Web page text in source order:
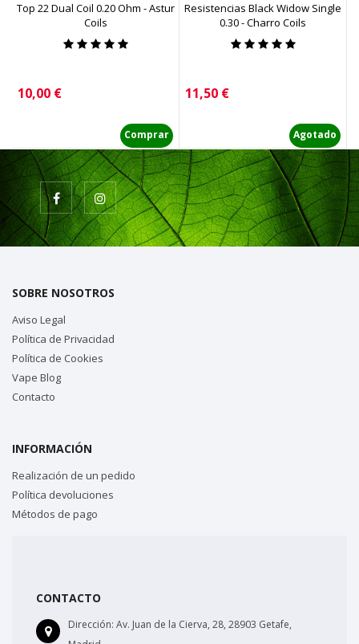
Top 22 Dual Coil 0.20 Ohm - Astur
Coils
Precio
10,00 €
Comprar
Resistencias Black Widow Single
0.30 - Charro Coils
Precio
11,50 €
Agotado
SOBRE NOSOTROS
Aviso Legal
Política de Privacidad
Política de Cookies
Vape Blog
Contacto
INFORMACIÓN
Realización de un pedido
Política devoluciones
Métodos de pago
CONTACTO
Dirección: Av. Juan de la Cierva, 28, 28903 Getafe,